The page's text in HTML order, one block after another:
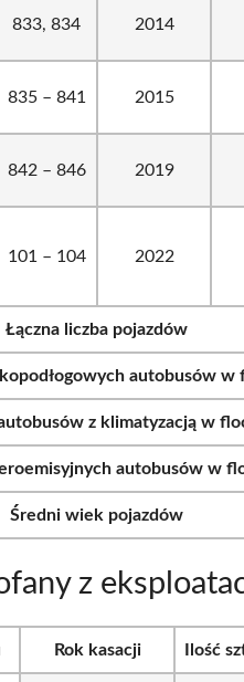
833, 834 2014
835 – 841 2015
842 – 846 2019
101 – 104 2022
Łączna liczba pojazdów
autobusów w
z klimatyzacją w
autobusów w
Średni wiek pojazdów
z
Rok kasacji Ilość